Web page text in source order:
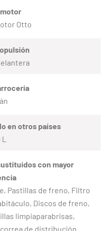
Otto
en otros países
con mayor
Pastillas de freno, Filtro
Discos de freno,
limpiaparabrisas,
de distribución